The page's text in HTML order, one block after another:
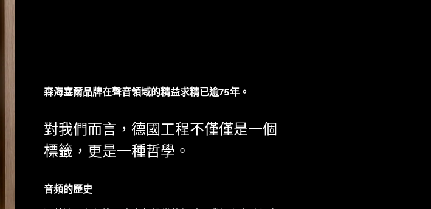
森海塞爾品牌在聲音領域的精益求精已逾75年。
對我們而言，德國工程不僅僅是一個
標籤，更是一種哲學。
音頻的歷史